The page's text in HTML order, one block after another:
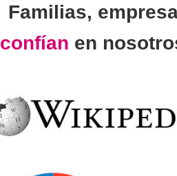
Familias,
confían en